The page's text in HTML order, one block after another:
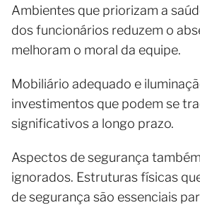
Ambientes que priorizam a
dos funcionários reduzem o
melhoram o moral da equipe.
Mobiliário adequado e
investimentos que podem se
significativos a longo prazo.
Aspectos de segurança
ignorados. Estruturas físicas
de segurança são essenciais